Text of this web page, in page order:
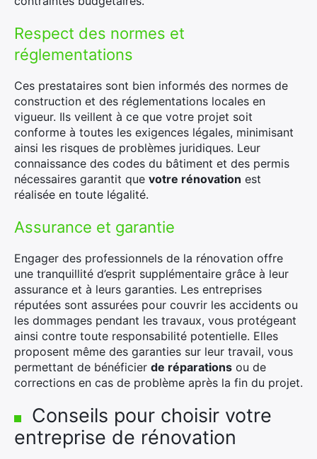
Respect des normes et
réglementations
Ces prestataires sont bien informés des normes de
construction et des réglementations locales en
vigueur. Ils veillent à ce que votre projet soit
conforme à toutes les exigences légales, minimisant
ainsi les risques de problèmes juridiques. Leur
connaissance des codes du bâtiment et des permis
nécessaires garantit que votre rénovation est
réalisée en toute légalité.
Assurance et garantie
Engager des professionnels de la rénovation offre
une tranquillité d’esprit supplémentaire grâce à leur
assurance et à leurs garanties. Les entreprises
réputées sont assurées pour couvrir les accidents ou
les dommages pendant les travaux, vous protégeant
ainsi contre toute responsabilité potentielle. Elles
proposent même des garanties sur leur travail, vous
permettant de bénéficier de réparations ou de
corrections en cas de problème après la fin du projet.
Conseils pour choisir votre
entreprise de rénovation
×
Rechercher